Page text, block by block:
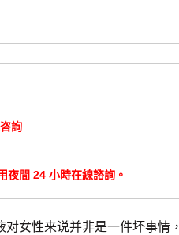
詢
間 24 小時在線諮詢。
女性来说并非是一件坏事情，